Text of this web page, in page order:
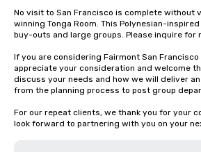
No visit to San Francisco is complete without
winning Tonga Room. This Polynesian-
buy-outs and large groups. Please inquire for
If you are considering Fairmont San
appreciate your consideration and welcome
discuss your needs and how we will deliver
from the planning process to post group
For our repeat clients, we thank you for your
look forward to partnering with you on your